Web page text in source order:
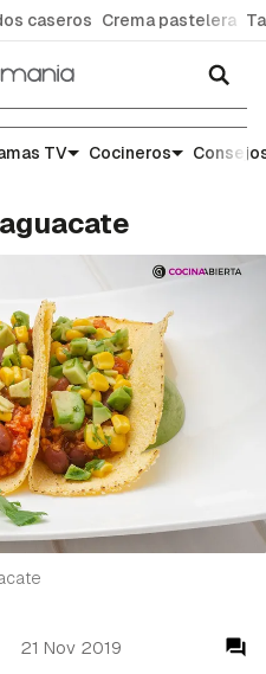
caseros Crema pastelera
TV Cocineros
21 Nov 2019